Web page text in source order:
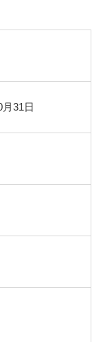
31日